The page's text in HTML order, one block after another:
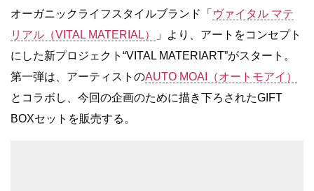
オーガニックライフスタイルブランド「 ヴァイタル マテ
リアル（VITAL MATERIAL）
」より、アートをコンセプト
にした新プロジェクト“VITAL MATERIART”がスタート。
第一弾は、アーティストのAUTO MOAI（オートモアイ）
とコラボし、今回の企画のために描き下ろされたGIFT
BOXセットを販売する。